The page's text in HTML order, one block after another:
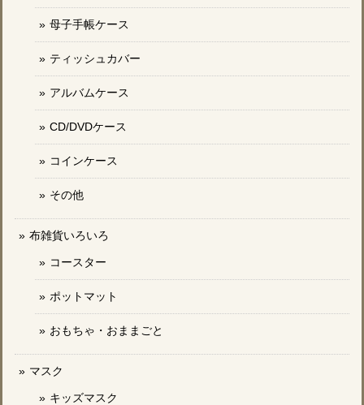
母子手帳ケース
ティッシュカバー
アルバムケース
CD/DVDケース
コインケース
その他
布雑貨いろいろ
コースター
ポットマット
おもちゃ・おままごと
マスク
キッズマスク